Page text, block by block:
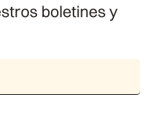
boletines y